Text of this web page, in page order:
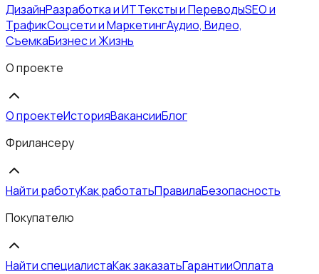
ДизайнРазработка и ИТТексты и ПереводыSEO и
ТрафикСоцсети и МаркетингАудио, Видео,
СъемкаБизнес и Жизнь
О проекте
О проектеИсторияВакансииБлог
Фрилансеру
Найти работуКак работатьПравилаБезопасность
Покупателю
Найти специалистаКак заказатьГарантииОплата